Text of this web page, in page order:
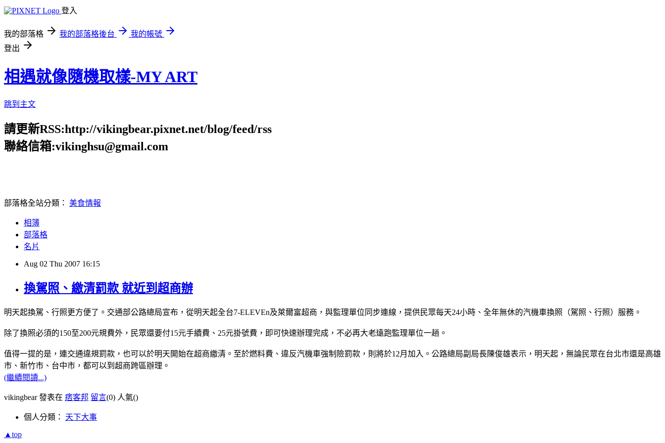
登入
我的部落格 我的部落格後台
我的帳號
登出
相遇就像隨機取樣-MY ART
跳到主文
請更新RSS:http://vikingbear.pixnet.net/blog/feed/rss
聯絡信箱:vikinghsu@gmail.com
部落格全站分類： 美食情報
相簿
部落格
名片
Aug 02 Thu 2007 16:15
換駕照、繳清罰款 就近到超商辦
明天起換駕、行照更方便了。交通部公路總局宣布，從明天起全台7-ELEVEn及萊爾富超商，與監理單位同步連線，提供民眾每天24小時、全年無休的汽機車換照（駕照、行照）服務。
除了換照必須的150至200元規費外，民眾還要付15元手續費、25元掛號費，即可快速辦理完成，不必再大老遠跑監理單位一趟。
值得一提的是，連交通違規罰款，也可以於明天開始在超商繳清。至於燃料費、違反汽機車強制險罰款，則將於12月加入。公路總局副局長陳俊雄表示，明天起，無論民眾在台北市還是高雄
市、新竹市、台中市，都可以到超商跨區辦理。
(繼續閱讀...)
vikingbear 發表在 痞客邦 留言(0) 人氣()
個人分類： 天下大事
▲top